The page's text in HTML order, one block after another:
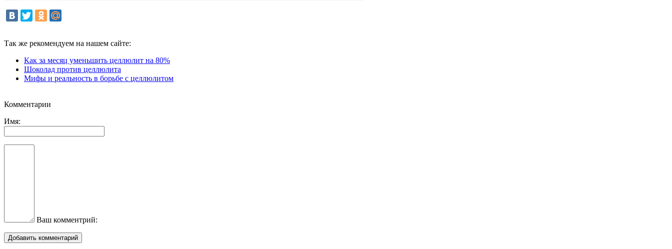
Так же рекомендуем на нашем сайте:
Как за месяц уменьшить целлюлит на 80%
Шоколад против целлюлита
Мифы и реальность в борьбе с целлюлитом
Комментарии
Имя:
Ваш комментрий: